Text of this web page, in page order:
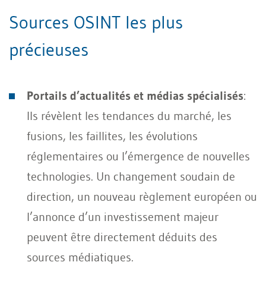
Sources OSINT les plus
précieuses
Portails d’actualités et médias spécialisés:
Ils révèlent les tendances du marché, les
fusions, les faillites, les évolutions
réglementaires ou l’émergence de nouvelles
technologies. Un changement soudain de
direction, un nouveau règlement européen ou
l’annonce d’un investissement majeur
peuvent être directement déduits des
sources médiatiques.